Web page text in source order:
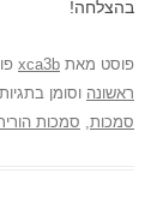
בהצלחה!
פוסט מאת xca3b
ראשונה וסומן בתגיות
סמכות סמכות